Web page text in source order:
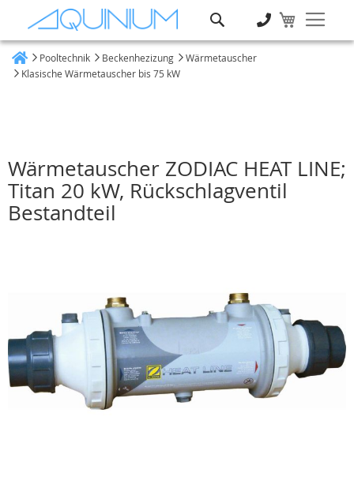
Pooltechnik Beckenhezizung
Wärmetauscher
Klasische Wärmetauscher bis 75 kW
Wärmetauscher ZODIAC HEAT LINE;
Titan 20 kW, Rückschlagventil
Bestandteil